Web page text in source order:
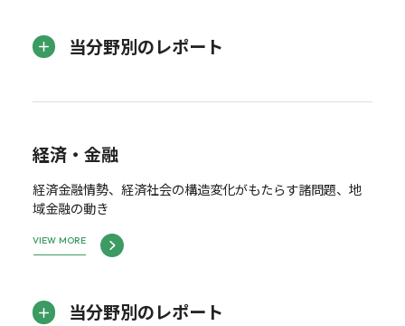
当分野別のレポート
経済・金融
経済金融情勢、経済社会の構造変化がもたらす諸問題、地
域金融の動き
VIEW MORE
当分野別のレポート